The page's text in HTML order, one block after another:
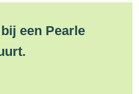
een Pearle